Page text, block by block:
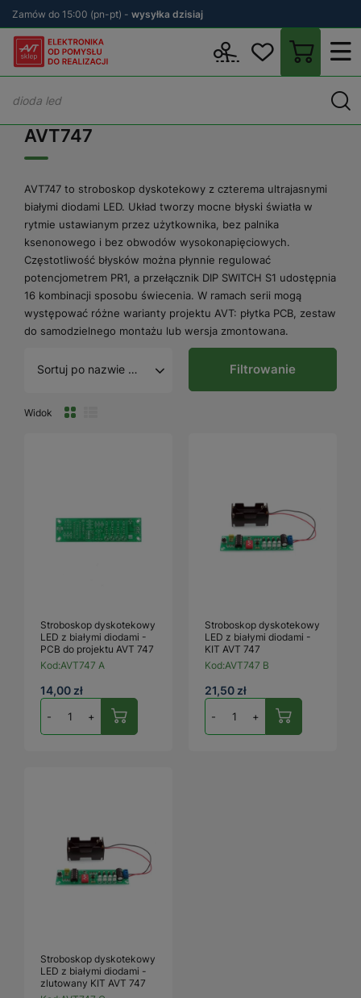
Zamów do 15:00 (pn-pt) - wysyłka dzisiaj
AVT747
AVT747 to stroboskop dyskotekowy z czterema ultrajasnymi
białymi diodami LED. Układ tworzy mocne błyski światła w
rytmie ustawianym przez użytkownika, bez palnika
ksenonowego i bez obwodów wysokonapięciowych.
Częstotliwość błysków można płynnie regulować
potencjometrem PR1, a przełącznik DIP SWITCH S1 udostępnia
16 kombinacji sposobu świecenia. W ramach serii mogą
występować różne warianty projektu AVT: płytka PCB, zestaw
do samodzielnego montażu lub wersja zmontowana.
Sortuj po nazwie A - Z
Widok
Filtrowanie
Stroboskop dyskotekowy
LED z białymi diodami -
PCB do projektu AVT 747
Kod:AVT747 A
14,00 zł
- +
Stroboskop dyskotekowy
LED z białymi diodami -
KIT AVT 747
Kod:AVT747 B
21,50 zł
- +
Stroboskop dyskotekowy
LED z białymi diodami -
zlutowany KIT AVT 747